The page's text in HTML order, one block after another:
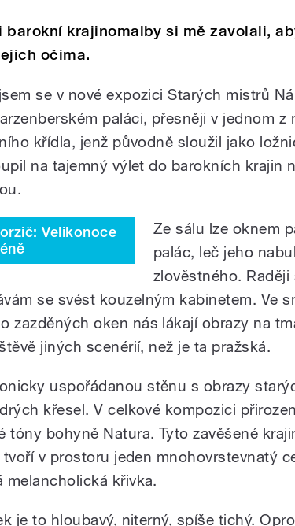
barokní krajinomalby si mě zavolali,
očima.
se v nové expozici Starých mistrů
paláci, přesněji v jednom z
křídla, jenž původně sloužil jako
na tajemný výlet do barokních krajin
Velikonoce
Ze sálu lze oknem
palác, leč jeho
zlověstného. Raději
se svést kouzelným kabinetem. Ve
zazděných oken nás lákají obrazy na
jiných scenérií, než je ta pražská.
uspořádanou stěnu s obrazy
křesel. V celkové kompozici
tóny bohyně Natura. Tyto zavěšené
tvoří v prostoru jeden mnohovrstevnatý
melancholická křivka.
je to hloubavý, niterný, spíše tichý.